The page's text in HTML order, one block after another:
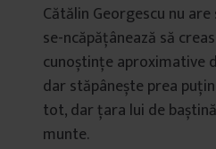
Cătălin Georgescu nu
se-ncăpățânează să
cunoștințe aproximative
dar stăpânește prea
tot, dar țara lui de
munte.